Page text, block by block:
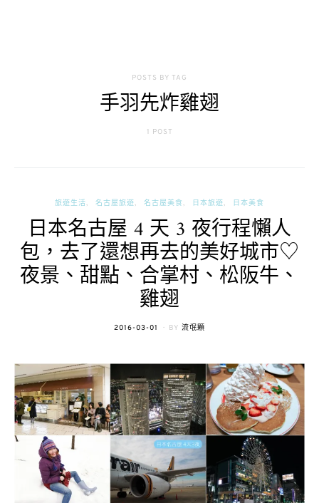
POSTS BY TAG
手羽先炸雞翅
1 POST
旅遊生活 名古屋旅遊 名古屋美食 日本旅遊 日本美食
日本名古屋 4 天 3 夜行程懶人
包，去了還想再去的美好城市♡
夜景、甜點、合掌村、松阪牛、
雞翅
POSTED
2016-03-01 BY 流氓顆